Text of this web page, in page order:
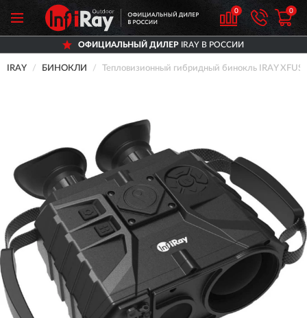
0 0
ОФИЦИАЛЬНЫЙ ДИЛЕРIRAY В РОССИИ
IRAY БИНОКЛИ Тепловизионный гибридный бинокль IRAY